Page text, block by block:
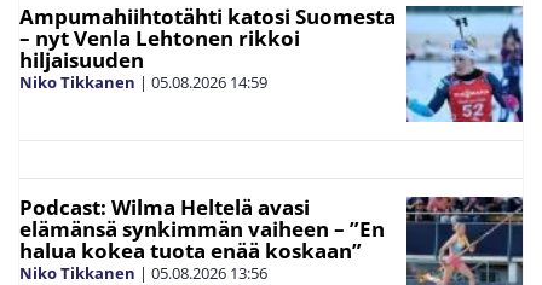
Ampumahiihtotähti katosi Suomesta
– nyt Venla Lehtonen rikkoi
hiljaisuuden
Niko Tikkanen | 05.08.2026 14:59
Podcast: Wilma Heltelä avasi
elämänsä synkimmän vaiheen – ”En
halua kokea tuota enää koskaan”
Niko Tikkanen | 05.08.2026 13:56